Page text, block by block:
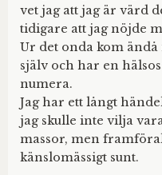
vet jag att jag är värd
tidigare att jag nöjde
Ur det onda kom ändå
själv och har en
numera.
Jag har ett långt
jag skulle inte vilja
massor, men
känslomässigt sunt.